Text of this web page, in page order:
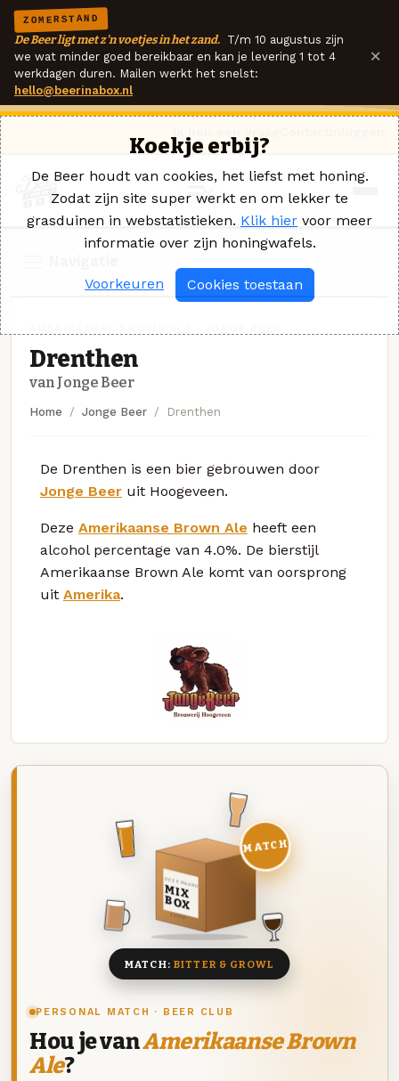
ZOMERSTAND
De Beer ligt met z'n voetjes in het zand. T/m 10 augustus zijn
we wat minder goed bereikbaar en kan je levering 1 tot 4
werkdagen duren. Mailen werkt het snelst:
hello@beerinabox.nl
×
Drenthen
van Jonge Beer
Home Jonge Beer Drenthen
De Drenthen is een bier gebrouwen door
Jonge Beer uit Hoogeveen.
Deze Amerikaanse Brown Ale heeft een
alcohol percentage van 4.0%. De bierstijl
Amerikaanse Brown Ale komt van oorsprong
uit Amerika.
PERSONAL MATCH · BEER CLUB
Hou je vanAmerikaanse Brown
Ale?
DEZE MAAND
MIX
BOX
8 BIEREN
MATCH
MATCH: BITTER & GROWL
Koekje erbij?
De Beer houdt van cookies, het liefst met honing.
Zodat zijn site super werkt en om lekker te
grasduinen in webstatistieken. Klik hier voor meer
informatie over zijn honingwafels.
Voorkeuren Cookies toestaan